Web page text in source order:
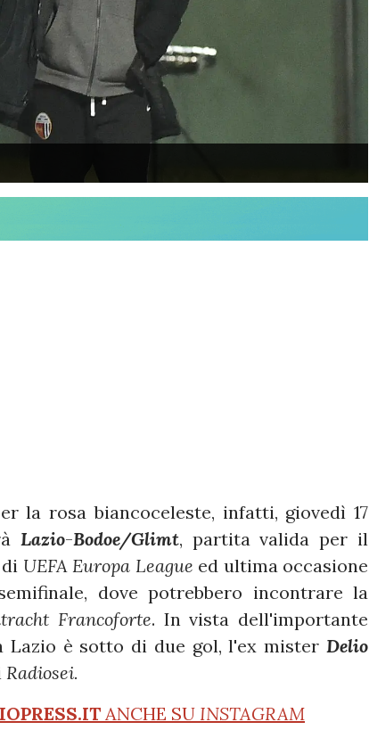
la rosa biancoceleste, infatti, giovedì 17
Lazio-Bodoe/Glimt, partita valida per il
UEFA Europa League ed ultima occasione
dove potrebbero incontrare la
Francoforte. In vista dell'importante
è sotto di due gol, l'ex mister Delio
Radiosei.
ANCHE SU INSTAGRAM